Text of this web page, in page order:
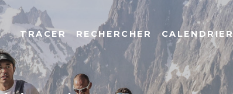
TRACER RECHERCHER CALENDRIER